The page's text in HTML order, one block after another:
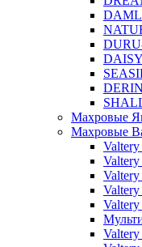
DAISY
DERIN
Махровые
Махровые
Valtery
Valtery
Valtery